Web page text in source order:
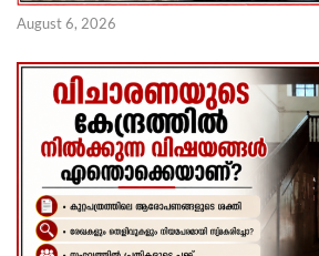
August 6, 2026